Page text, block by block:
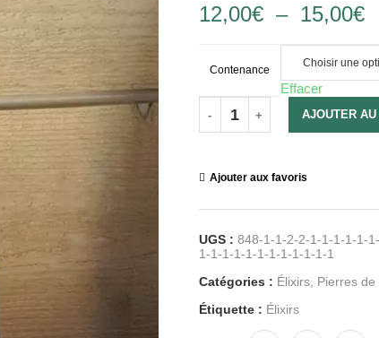
12,00€ – 15,00€
Contenance
Effacer
AJOUTER AU
Ajouter aux favoris
UGS : 848-1-1-2-2-1-1-1-1-1-
1-1-1-1-1-1-1-1-1-1-1-1
Catégories : Élixirs, Pierres de
Étiquette : Élixirs